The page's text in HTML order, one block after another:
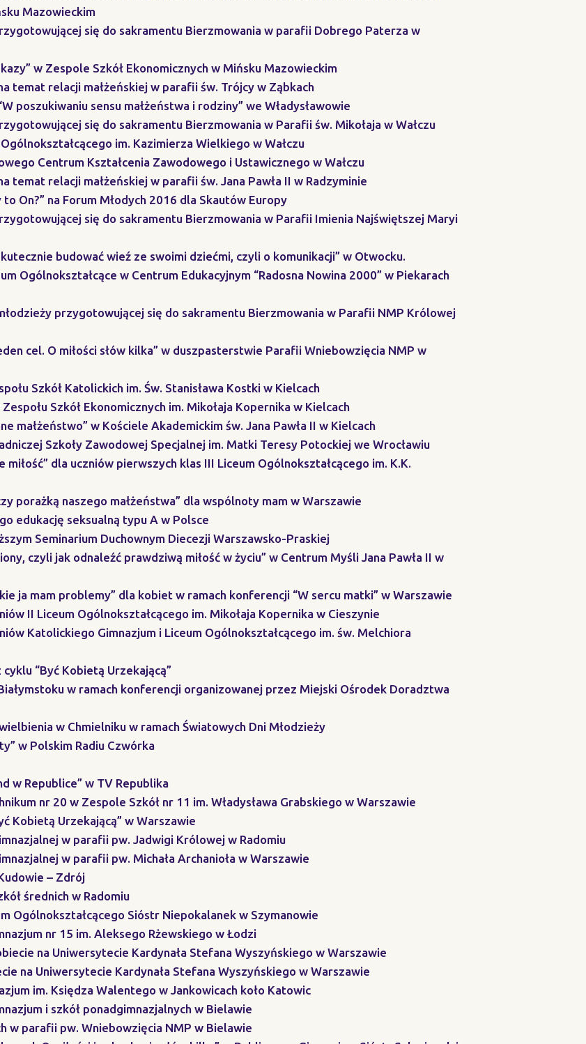
Mazowieckim
się do sakramentu Bierzmowania w parafii Dobrego Paterza w
w Zespole Szkół Ekonomicznych w Mińsku Mazowieckim
temat relacji małżeńskiej w parafii św. Trójcy w Ząbkach
poszukiwaniu sensu małżeństwa i rodziny” we Władysławowie
się do sakramentu Bierzmowania w Parafii św. Mikołaja w Wałczu
im. Kazimierza Wielkiego w Wałczu
Centrum Kształcenia Zawodowego i Ustawicznego w Wałczu
temat relacji małżeńskiej w parafii św. Jana Pawła II w Radzyminie
On?” na Forum Młodych 2016 dla Skautów Europy
się do sakramentu Bierzmowania w Parafii Imienia Najświętszej Maryi
budować wieź ze swoimi dziećmi, czyli o komunikacji” w Otwocku.
Ogólnokształcące w Centrum Edukacyjnym “Radosna Nowina 2000” w Piekarach
przygotowującej się do sakramentu Bierzmowania w Parafii NMP Królowej
cel. O miłości słów kilka” w duszpasterstwie Parafii Wniebowzięcia NMP w
Szkół Katolickich im. Św. Stanisława Kostki w Kielcach
Szkół Ekonomicznych im. Mikołaja Kopernika w Kielcach
małżeństwo” w Kościele Akademickim św. Jana Pawła II w Kielcach
Szkoły Zawodowej Specjalnej im. Matki Teresy Potockiej we Wrocławiu
dla uczniów pierwszych klas III Liceum Ogólnokształcącego im. K.K.
porażką naszego małżeństwa” dla wspólnoty mam w Warszawie
edukację seksualną typu A w Polsce
Seminarium Duchownym Diecezji Warszawsko-Praskiej
czyli jak odnaleźć prawdziwą miłość w życiu” w Centrum Myśli Jana Pawła II w
ja mam problemy” dla kobiet w ramach konferencji “W sercu matki” w Warszawie
II Liceum Ogólnokształcącego im. Mikołaja Kopernika w Cieszynie
Katolickiego Gimnazjum i Liceum Ogólnokształcącego im. św. Melchiora
“Być Kobietą Urzekającą”
w ramach konferencji organizowanej przez Miejski Ośrodek Doradztwa
w Chmielniku w ramach Światowych Dni Młodzieży
w Polskim Radiu Czwórka
w Republice” w TV Republika
nr 20 w Zespole Szkół nr 11 im. Władysława Grabskiego w Warszawie
Kobietą Urzekającą” w Warszawie
w parafii pw. Jadwigi Królowej w Radomiu
w parafii pw. Michała Archanioła w Warszawie
– Zdrój
średnich w Radomiu
Ogólnokształcącego Sióstr Niepokalanek w Szymanowie
nr 15 im. Aleksego Rżewskiego w Łodzi
na Uniwersytecie Kardynała Stefana Wyszyńskiego w Warszawie
na Uniwersytecie Kardynała Stefana Wyszyńskiego w Warszawie
im. Księdza Walentego w Jankowicach koło Katowic
i szkół ponadgimnazjalnych w Bielawie
w parafii pw. Wniebowzięcia NMP w Bielawie